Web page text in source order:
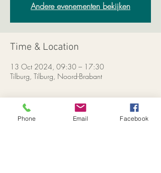
Andere evenementen bekijken
Time & Location
13 Oct 2024, 09:30 – 17:30
Tilburg, Tilburg, Noord-Brabant
About the Event
Phone Email Facebook